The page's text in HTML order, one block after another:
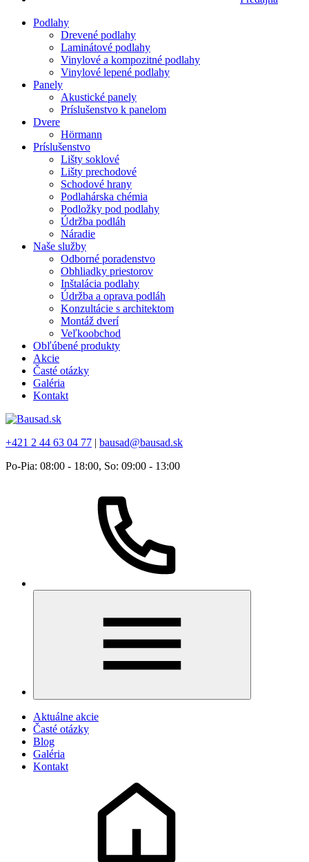
Podlahy
Drevené podlahy
Laminátové podlahy
Vinylové a kompozitné podlahy
Vinylové lepené podlahy
Panely
Akustické panely
Príslušenstvo k panelom
Dvere
Hörmann
Príslušenstvo
Lišty soklové
Lišty prechodové
Schodové hrany
Podlahárska chémia
Podložky pod podlahy
Údržba podláh
Náradie
Naše služby
Odborné poradenstvo
Obhliadky priestorov
Inštalácia podlahy
Údržba a oprava podláh
Konzultácie s architektom
Montáž dverí
Veľkoobchod
Obľúbené produkty
Akcie
Časté otázky
Galéria
Kontakt
+421 2 44 63 04 77 | bausad@bausad.sk
Po-Pia: 08:00 - 18:00, So: 09:00 - 13:00
Aktuálne akcie
Časté otázky
Blog
Galéria
Kontakt